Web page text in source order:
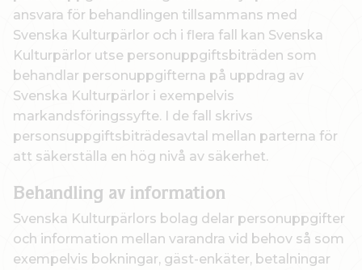
ansvara för behandlingen tillsammans med
Svenska Kulturpärlor och i flera fall kan Svenska
Kulturpärlor utse personuppgiftsbiträden som
behandlar personuppgifterna på uppdrag av
Svenska Kulturpärlor i exempelvis
markandsföringssyfte. I de fall skrivs
personsuppgiftsbiträdesavtal mellan parterna för
att säkerställa en hög nivå av säkerhet.
Behandling av information
Svenska Kulturpärlors bolag delar personuppgifter
och information mellan varandra vid behov så som
exempelvis bokningar, gäst-enkäter, betalningar